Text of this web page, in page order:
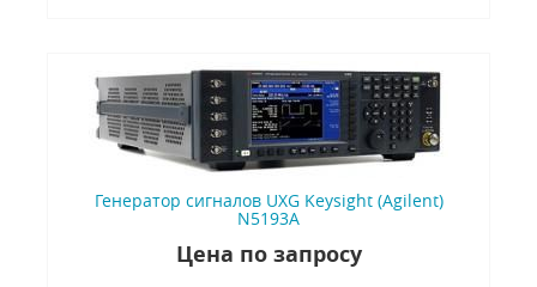
Генератор сигналов UXG Keysight (Agilent)
N5193A
Цена по запросу